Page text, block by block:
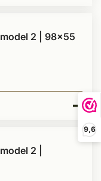
9,6
2 | 98x55
2 |